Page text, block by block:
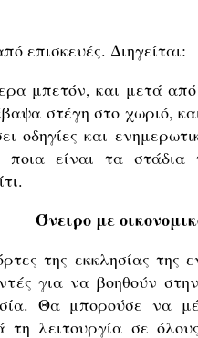
επισκευές. Διηγείται:
μπετόν, και μετά
στέγη στο χωριό,
οδηγίες και
ποια είναι τα
Όνειρο με
της εκκλησίας της
για να βοηθούν
Θα μπορούσε να
λειτουργία σε